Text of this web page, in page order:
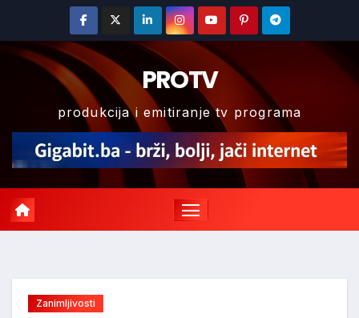
content
PROTV
produkcija i emitiranje tv programa
Zanimljivosti